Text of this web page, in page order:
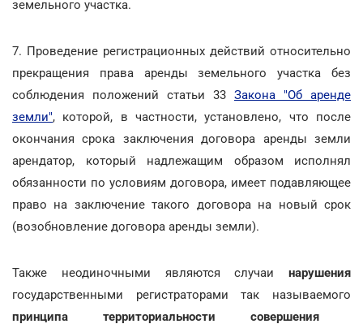
земельного участка.
7. Проведение регистрационных действий относительно
прекращения права аренды земельного участка без
соблюдения положений статьи 33 Закона "Об аренде
земли", которой, в частности, установлено, что после
окончания срока заключения договора аренды земли
арендатор, который надлежащим образом исполнял
обязанности по условиям договора, имеет подавляющее
право на заключение такого договора на новый срок
(возобновление договора аренды земли).
Также неодиночными являются случаи нарушения
государственными регистраторами так называемого
принципа территориальности совершения